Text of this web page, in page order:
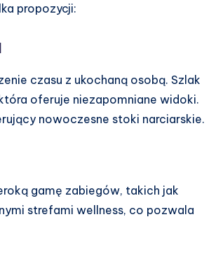
propozycji:
czasu z ukochaną osobą. Szlak
oferuje niezapomniane widoki.
nowoczesne stoki narciarskie.
gamę zabiegów, takich jak
strefami wellness, co pozwala